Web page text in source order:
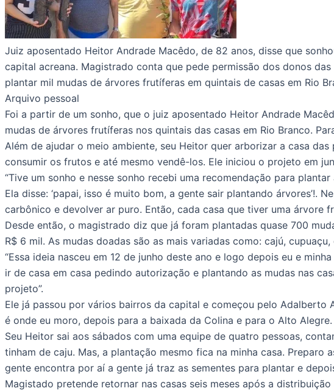
Juiz aposentado Heitor Andrade Macêdo, de 82 anos, disse que
capital acreana. Magistrado conta que pede permissão dos donos
plantar mil mudas de árvores frutíferas em quintais de casas em Rio
Arquivo pessoal
Foi a partir de um sonho, que o juiz aposentado Heitor Andrade
mudas de árvores frutíferas nos quintais das casas em Rio Branco.
Além de ajudar o meio ambiente, seu Heitor quer arborizar a casa
consumir os frutos e até mesmo vendê-los. Ele iniciou o projeto em
“Tive um sonho e nesse sonho recebi uma recomendação para
Ela disse: ‘papai, isso é muito bom, a gente sair plantando
carbônico e devolver ar puro. Então, cada casa que tiver uma árvore
Desde então, o magistrado diz que já foram plantadas quase 700
R$ 6 mil. As mudas doadas são as mais variadas como: cajú,
“Essa ideia nasceu em 12 de junho deste ano e logo depois eu e
ir de casa em casa pedindo autorização e plantando as mudas nas
projeto”.
Ele já passou por vários bairros da capital e começou pelo Adalberto
é onde eu moro, depois para a baixada da Colina e para o Alto
Seu Heitor sai aos sábados com uma equipe de quatro pessoas,
tinham de caju. Mas, a plantação mesmo fica na minha casa. Preparo
gente encontra por aí a gente já traz as sementes para plantar e
Magistado pretende retornar nas casas seis meses após a